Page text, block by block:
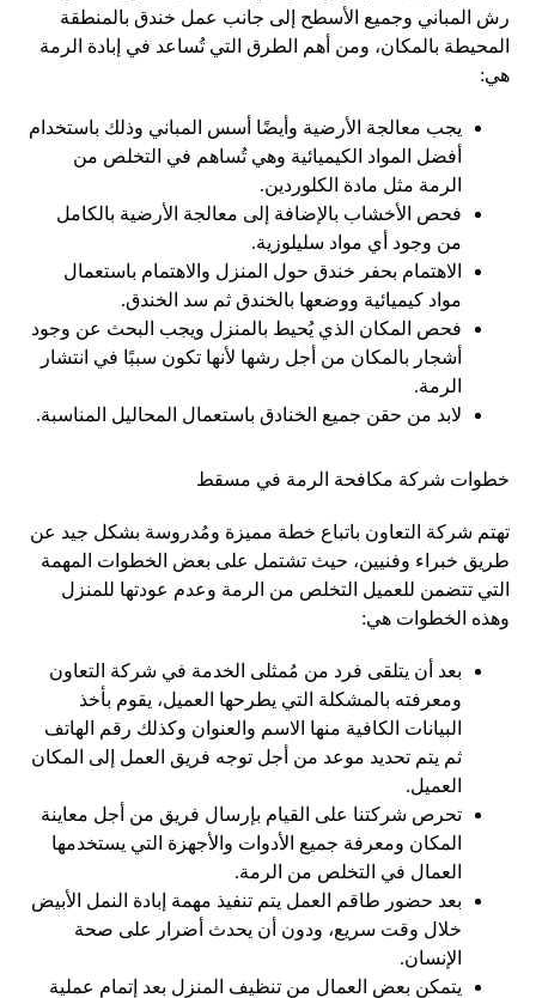
رش المباني وجميع الأسطح إلى جانب عمل خندق بالمنطقة
المحيطة بالمكان، ومن أهم الطرق التي تُساعد في إبادة الرمة
هي:
يجب معالجة الأرضية وأيضًا أسس المباني وذلك باستخدام
أفضل المواد الكيميائية وهي تُساهم في التخلص من
الرمة مثل مادة الكلوردين.
فحص الأخشاب بالإضافة إلى معالجة الأرضية بالكامل
من وجود أي مواد سليلوزية.
الاهتمام بحفر خندق حول المنزل والاهتمام باستعمال
مواد كيميائية ووضعها بالخندق ثم سد الخندق.
فحص المكان الذي يُحيط بالمنزل ويجب البحث عن وجود
أشجار بالمكان من أجل رشها لأنها تكون سببًا في انتشار
الرمة.
لابد من حقن جميع الخنادق باستعمال المحاليل المناسبة.
خطوات شركة مكافحة الرمة في مسقط
تهتم شركة التعاون باتباع خطة مميزة ومُدروسة بشكل جيد عن
طريق خبراء وفنيين، حيث تشتمل على بعض الخطوات المهمة
التي تتضمن للعميل التخلص من الرمة وعدم عودتها للمنزل
وهذه الخطوات هي:
بعد أن يتلقى فرد من مُمثلى الخدمة في شركة التعاون
ومعرفته بالمشكلة التي يطرحها العميل، يقوم بأخذ
البيانات الكافية منها الاسم والعنوان وكذلك رقم الهاتف
ثم يتم تحديد موعد من أجل توجه فريق العمل إلى المكان
العميل.
تحرص شركتنا على القيام بإرسال فريق من أجل معاينة
المكان ومعرفة جميع الأدوات والأجهزة التي يستخدمها
العمال في التخلص من الرمة.
بعد حضور طاقم العمل يتم تنفيذ مهمة إبادة النمل الأبيض
خلال وقت سريع، ودون أن يحدث أضرار على صحة
الإنسان.
يتمكن بعض العمال من تنظيف المنزل بعد إتمام عملية